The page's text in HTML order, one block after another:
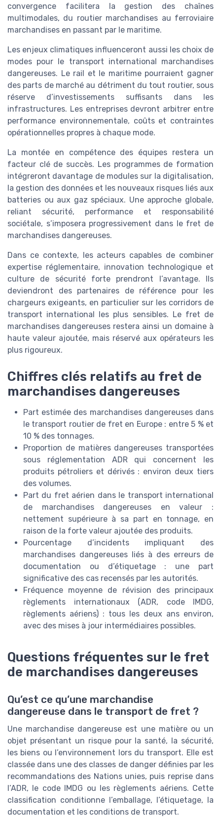
convergence facilitera la gestion des chaînes
multimodales, du routier marchandises au ferroviaire
marchandises en passant par le maritime.
Les enjeux climatiques influenceront aussi les choix de
modes pour le transport international marchandises
dangereuses. Le rail et le maritime pourraient gagner
des parts de marché au détriment du tout routier, sous
réserve d’investissements suffisants dans les
infrastructures. Les entreprises devront arbitrer entre
performance environnementale, coûts et contraintes
opérationnelles propres à chaque mode.
La montée en compétence des équipes restera un
facteur clé de succès. Les programmes de formation
intégreront davantage de modules sur la digitalisation,
la gestion des données et les nouveaux risques liés aux
batteries ou aux gaz spéciaux. Une approche globale,
reliant sécurité, performance et responsabilité
sociétale, s’imposera progressivement dans le fret de
marchandises dangereuses.
Dans ce contexte, les acteurs capables de combiner
expertise réglementaire, innovation technologique et
culture de sécurité forte prendront l’avantage. Ils
deviendront des partenaires de référence pour les
chargeurs exigeants, en particulier sur les corridors de
transport international les plus sensibles. Le fret de
marchandises dangereuses restera ainsi un domaine à
haute valeur ajoutée, mais réservé aux opérateurs les
plus rigoureux.
Chiffres clés relatifs au fret de
marchandises dangereuses
Part estimée des marchandises dangereuses dans
le transport routier de fret en Europe : entre 5 % et
10 % des tonnages.
Proportion de matières dangereuses transportées
sous réglementation ADR qui concernent les
produits pétroliers et dérivés : environ deux tiers
des volumes.
Part du fret aérien dans le transport international
de marchandises dangereuses en valeur :
nettement supérieure à sa part en tonnage, en
raison de la forte valeur ajoutée des produits.
Pourcentage d’incidents impliquant des
marchandises dangereuses liés à des erreurs de
documentation ou d’étiquetage : une part
significative des cas recensés par les autorités.
Fréquence moyenne de révision des principaux
règlements internationaux (ADR, code IMDG,
règlements aériens) : tous les deux ans environ,
avec des mises à jour intermédiaires possibles.
Questions fréquentes sur le fret
de marchandises dangereuses
Qu’est ce qu’une marchandise
dangereuse dans le transport de fret ?
Une marchandise dangereuse est une matière ou un
objet présentant un risque pour la santé, la sécurité,
les biens ou l’environnement lors du transport. Elle est
classée dans une des classes de danger définies par les
recommandations des Nations unies, puis reprise dans
l’ADR, le code IMDG ou les règlements aériens. Cette
classification conditionne l’emballage, l’étiquetage, la
documentation et les conditions de transport.